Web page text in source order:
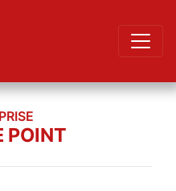
POINT